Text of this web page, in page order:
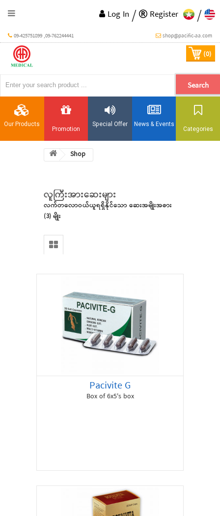
/
Register
/
Log In
09-425751899 ,09-762244441 shop@pacific-aa.com
(0)
Search
Our Products
Promotion
Special Offer News & Events
Categories
Shop
လူကြီးအားဆေးများ
လက်တလောဝယ်ယူရရှိနိုင်သော ဆေးအမျိုးအစား
(3) မျိုး
Pacivite G
Box of 6x5's box